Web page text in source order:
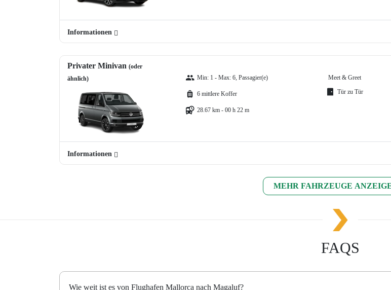
Informationen
Privater Minivan (oder
ähnlich)
Min: 1 - Max: 6, Passagier(e)
6 mittlere Koffer
28.67 km - 00 h 22 m
Meet & Greet
Tür zu Tür
Informationen
MEHR FAHRZEUGE
FAQS
Wie weit ist es von Flughafen Mallorca nach Magaluf?